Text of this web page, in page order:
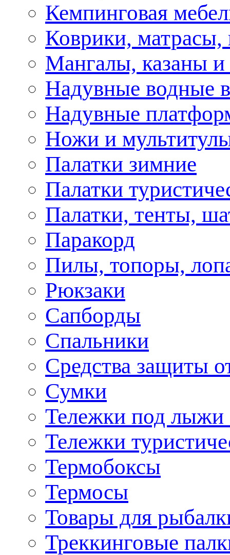
Кемпинговая
Коврики,
Мангалы, казаны и
Надувные водные
Надувные
Ножи и
Палатки зимние
Палатки
Палатки, тенты,
Паракорд
Пилы, топоры,
Рюкзаки
Сапборды
Спальники
Средства защиты
Сумки
Тележки под лыжи
Тележки
Термобоксы
Термосы
Товары для
Треккинговые